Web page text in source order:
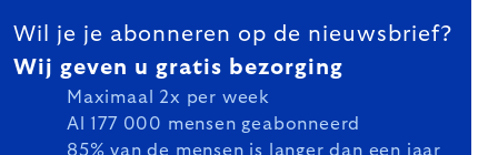
Wil je je abonneren op de nieuwsbrief?
Wij geven u gratis bezorging
Maximaal 2x per week
Al 177 000 mensen geabonneerd
85% van de mensen is langer dan een jaar